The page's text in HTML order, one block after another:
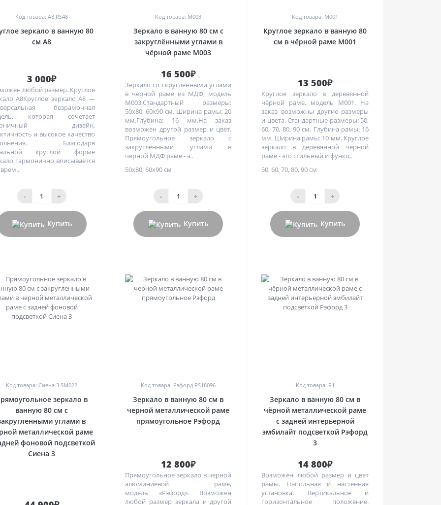
Код товара: A8 RS48
зеркало в ванную 80
см А8
3 000₽
любой размер. Круглое
А8Круглое зеркало А8 —
безрамочная
которая сочетает
дизайн,
и высокое качество
Благодаря
круглой форме
гармонично вписывается
- +
Купить
Код товара: M003
Зеркало в ванную 80 см с
закруглёнными углами в
чёрной раме M003
16 500₽
Зеркало со скруглёнными углами
в чёрной раме из МДФ, модель
M003.Стандартный размеры:
50х80, 60х90 см. Ширина рамы: 20
мм.Глубина: 16 мм.На заказ
возможен другой размер и цвет.
Прямоугольное зеркало с
закруглёнными углами в
чёрной МДФ раме - э..
50х80, 60х90 см
- +
Купить
Код товара: M001
Круглое зеркало в ванную 80
см в чёрной раме M001
13 500₽
Круглое зеркало в деревянной
чёрной раме, модель M001. На
заказ возможны другие размеры
и цвета. Стандартные размеры: 50,
60, 70, 80, 90 см. Глубина рамы: 16
мм. Ширина рамы: 10 мм. Круглое
зеркало в деревянной чёрной
раме - это стильный и функц..
50, 60, 70, 80, 90 см
- +
Купить
Код товара: Сиена 3 SM022
зеркало в
ванную 80 см с
углами в
металлической раме
фоновой подсветкой
Сиена 3
Код товара: Рэфорд RS18096
Зеркало в ванную 80 см в
черной металлической раме
прямоугольное Рэфорд
12 800₽
Прямоугольное зеркало в черной
алюминиевой раме,
модель «Рэфорд». Возможен
любой размер зеркала и другой
Код товара: R1
Зеркало в ванную 80 см в
чёрной металлической раме
с задней интерьерной
эмбилайт подсветкой Рэфорд
3
14 800₽
Возможен любой размер и цвет
рамы. Напольная и настенная
установка. Вертикальное и
горизонтальное положение.